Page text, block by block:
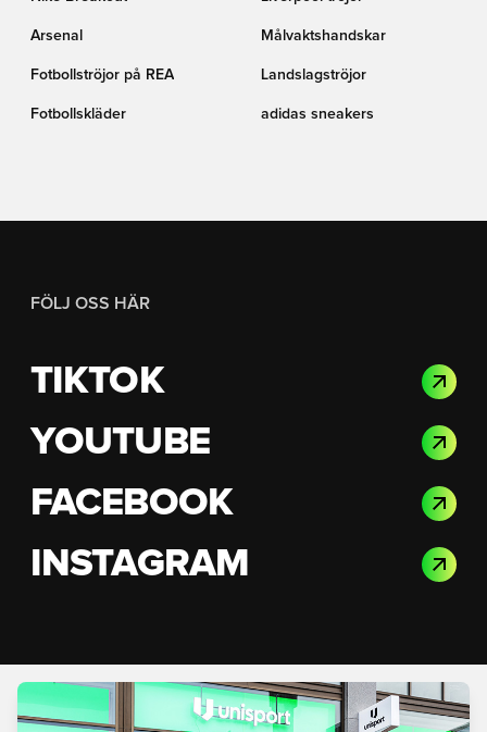
Arsenal Målvaktshandskar
Fotbollströjor på REA Landslagströjor
Fotbollskläder adidas sneakers
FÖLJ OSS HÄR
TIKTOK
YOUTUBE
FACEBOOK
INSTAGRAM